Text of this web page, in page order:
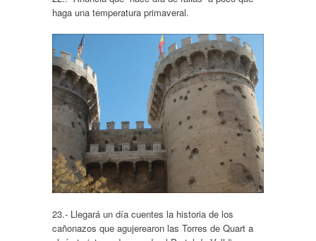
haga una temperatura primaveral.
23.- Llegará un día cuentes la historia de los
cañonazos que agujerearon las Torres de Quart a